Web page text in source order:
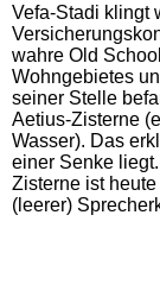
Vefa-Stadi klingt
wahre Old
Wohngebietes
seiner Stelle
Aetius-Zisterne
Wasser). Das
einer Senke
Zisterne ist
(leerer)